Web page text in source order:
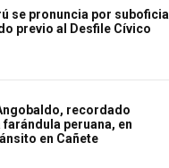
se pronuncia por suboficial
previo al Desfile Cívico
recordado
peruana, en
en Cañete